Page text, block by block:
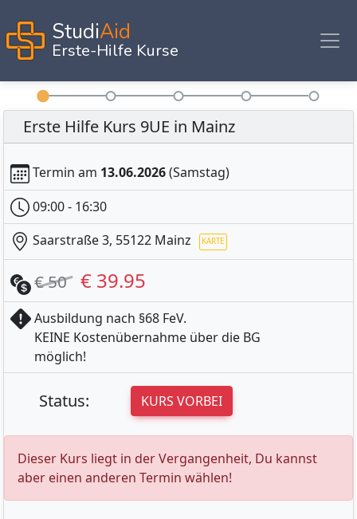
StudiAid
Erste-Hilfe Kurse
Erste Hilfe Kurs 9UE in Mainz
Termin am 13.06.2026(Samstag)
09:00 - 16:30
Saarstraße 3, 55122 Mainz
€ 50 € 39.95
Ausbildung nach §68 FeV.
KEINE Kostenübernahme über die BG
möglich!
Status: KURS VORBEI
Dieser Kurs liegt in der Vergangenheit, Du kannst
aber einen anderen Termin wählen!